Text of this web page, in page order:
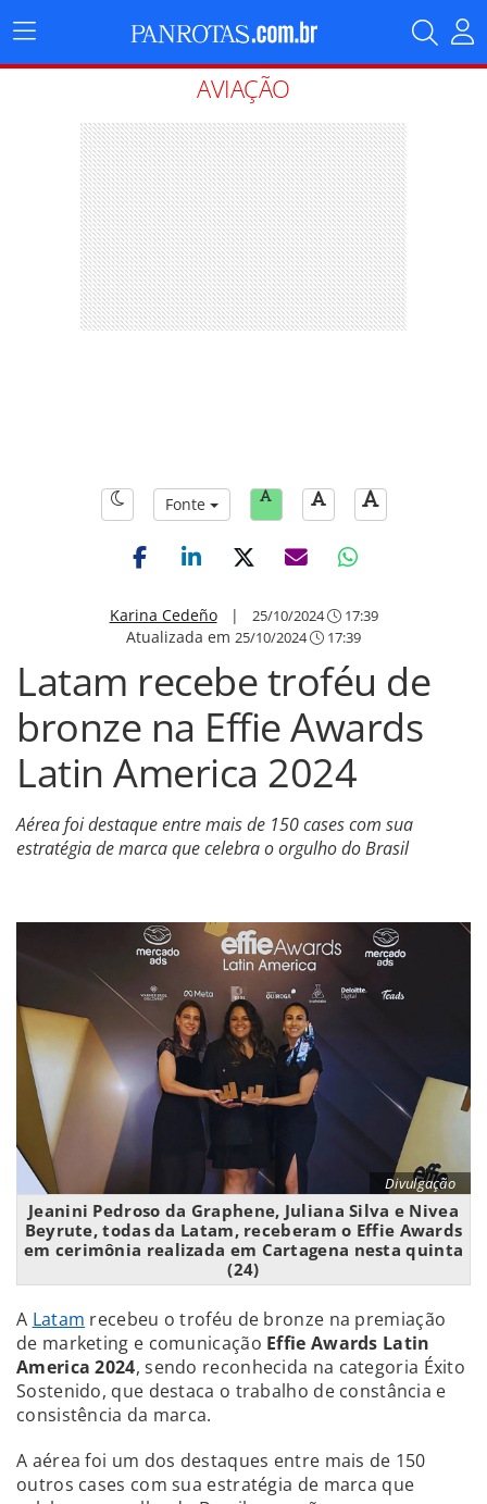
Menu
Principal
AVIAÇÃO
Fonte
Karina Cedeño| 25/10/2024 17:39
Atualizada em 25/10/2024 17:39
Latam recebe troféu de
bronze na Effie Awards
Latin America 2024
Aérea foi destaque entre mais de 150 cases com sua
estratégia de marca que celebra o orgulho do Brasil
Divulgação
Jeanini Pedroso da Graphene, Juliana Silva e Nivea
Beyrute, todas da Latam, receberam o Effie Awards
em cerimônia realizada em Cartagena nesta quinta
(24)
A Latam recebeu o troféu de bronze na premiação
de marketing e comunicação Effie Awards Latin
America 2024, sendo reconhecida na categoria Éxito
Sostenido, que destaca o trabalho de constância e
consistência da marca.
A aérea foi um dos destaques entre mais de 150
outros cases com sua estratégia de marca que